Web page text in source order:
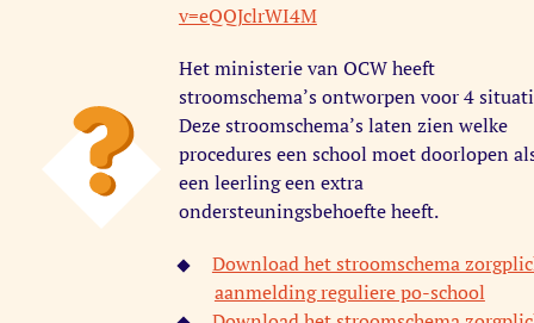
v=eQQJclrWI4M
Het ministerie van OCW heeft
stroomschema’s ontworpen voor 4
Deze stroomschema’s laten zien welke
procedures een school moet doorlopen
een leerling een extra
ondersteuningsbehoefte heeft.
Download het stroomschema
aanmelding reguliere po-school